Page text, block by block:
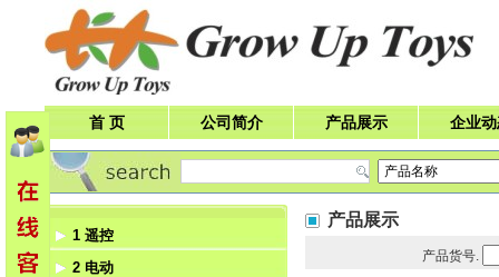
首 页 公司简介 产品展示 企业
1 遥控
遥控车
2 电动
产品展示
产品货号.